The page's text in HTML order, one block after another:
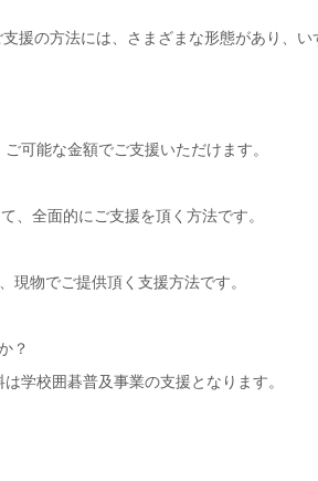
援の方法には、さまざまな形態があり、い
可能な金額でご支援いただけます。
、全面的にご支援を頂く方法です。
現物でご提供頂く支援方法です。
？
学校囲碁普及事業の支援となります。